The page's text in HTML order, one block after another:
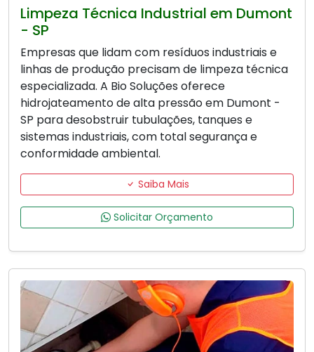
Limpeza Técnica Industrial em Dumont
- SP
Empresas que lidam com resíduos industriais e
linhas de produção precisam de limpeza técnica
especializada. A Bio Soluções oferece
hidrojateamento de alta pressão em Dumont -
SP para desobstruir tubulações, tanques e
sistemas industriais, com total segurança e
conformidade ambiental.
Saiba Mais
Solicitar Orçamento